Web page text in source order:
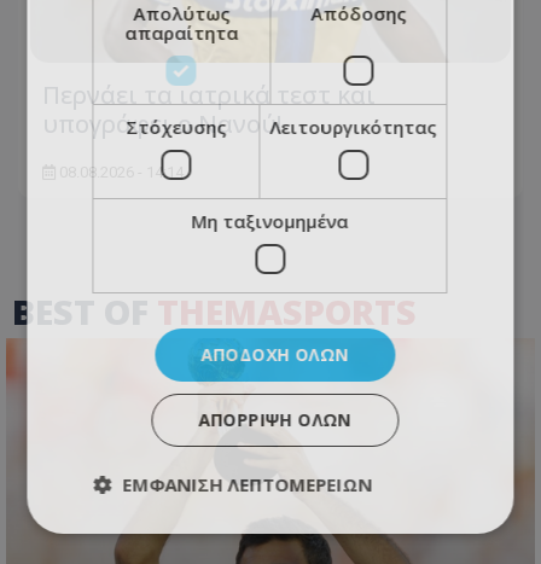
Περνάει τα ιατρικά τεστ και
υπογράφει ο Νανού!
08.08.2026 - 14:14
BEST OF
Απολύτως
απαραίτητα
Απόδοσης
Στόχευσης Λειτουργικότητας
Μη ταξινομημένα
ΑΠΟΔΟΧΉ ΌΛΩΝ
ΑΠΌΡΡΙΨΗ ΌΛΩΝ
ΕΜΦΆΝΙΣΗ ΛΕΠΤΟΜΕΡΕΙΏΝ